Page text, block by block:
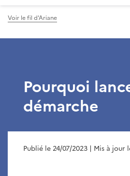
Voir le fil d'Ariane
Pourquoi
démarche
Publié le 24/07/2023 | Mis à jour